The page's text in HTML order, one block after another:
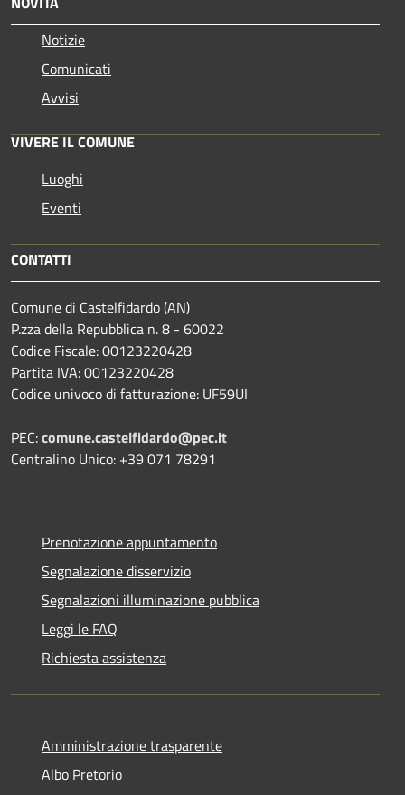
Notizie
Comunicati
Avvisi
VIVERE IL COMUNE
Luoghi
Eventi
CONTATTI
Comune di Castelfidardo (AN)
P.zza della Repubblica n. 8 - 60022
Codice Fiscale: 00123220428
Partita IVA: 00123220428
Codice univoco di fatturazione: UF59UI
PEC:comune.castelfidardo@pec.it
Centralino Unico: +39 071 78291
Prenotazione appuntamento
Segnalazione disservizio
Segnalazioni illuminazione pubblica
Leggi le FAQ
Richiesta assistenza
Amministrazione trasparente
Albo Pretorio